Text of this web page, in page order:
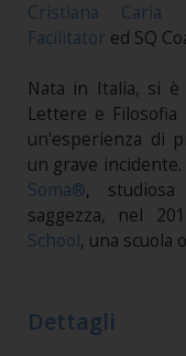
Cristiana Caria
Facilitator ed SQ
Nata in Italia, si è
Lettere e
un'esperienza di
un grave
Soma®,
saggezza, nel
School, una scuola
Dettagli